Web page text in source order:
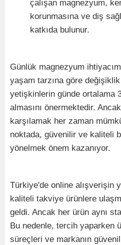
çalışan magnezyum,
korunmasına ve diş
katkıda bulunur.
Günlük magnezyum
yaşam tarzına göre
yetişkinlerin günde ortalama
almasını önermektedir.
karşılamak her zaman
noktada, güvenilir ve kaliteli
yönelmek önem kazanıyor.
Türkiye'de online alışverişin
kaliteli takviye ürünlere
geldi. Ancak her ürün aynı
Bu nedenle, tercih yaparken
süreçleri ve markanın